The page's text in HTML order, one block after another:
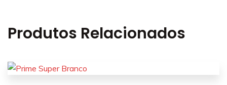
Produtos Relacionados